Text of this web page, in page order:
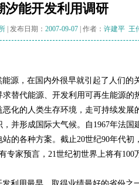
汐能开发利用调研
| 发布日期： 2007-09-07 | 作者： 许建平 王
源，在国内外很早就引起了人们的
替代能源、开发利用可再生能源的
化的人类生存环境，走可持续发展
并形成国际大气候。自1967年法国
的各种方案。截止20世纪90年代初
专家预言，21世纪初世界上将有100